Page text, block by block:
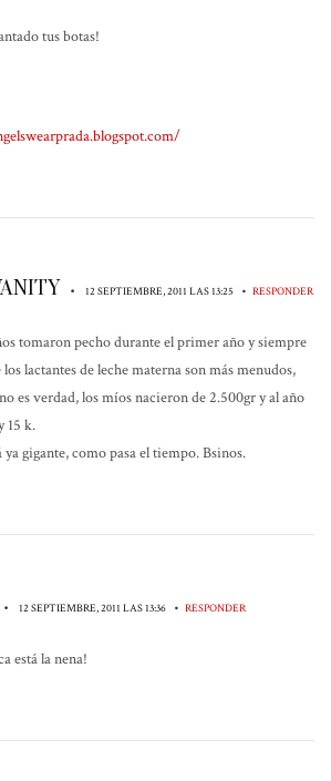
tus botas!
• 12 SEPTIEMBRE, 2011 LAS 13:25 • RESPONDER
tomaron pecho durante el primer año y siempre
lactantes de leche materna son más menudos,
es verdad, los míos nacieron de 2.500gr y al año
15 k.
ya gigante, como pasa el tiempo. Bsinos.
• 12 SEPTIEMBRE, 2011 LAS 13:36 • RESPONDER
está la nena!